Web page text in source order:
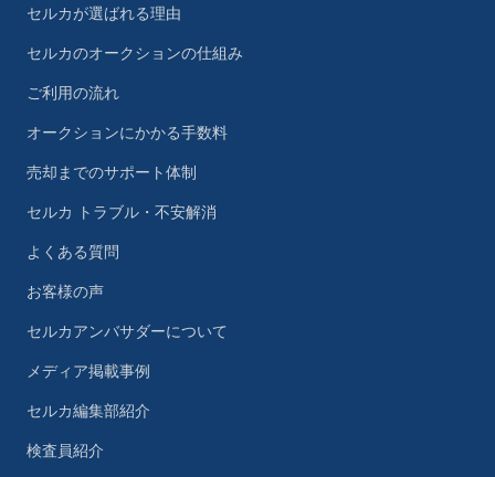
セルカが選ばれる理由
セルカのオークションの仕組み
ご利用の流れ
オークションにかかる手数料
売却までのサポート体制
セルカ トラブル・不安解消
よくある質問
お客様の声
セルカアンバサダーについて
メディア掲載事例
セルカ編集部紹介
検査員紹介